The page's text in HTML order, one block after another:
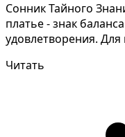
Сонник Тайного
платье - знак
удовлетворения.
Читать